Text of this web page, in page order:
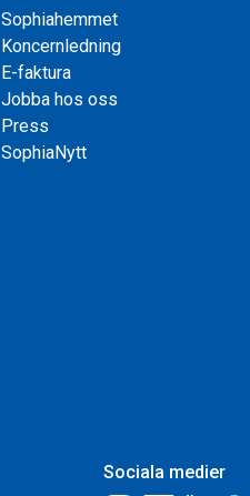
Sophiahemmet
Koncernledning
E-faktura
Jobba hos oss
Press
SophiaNytt
Sociala medier